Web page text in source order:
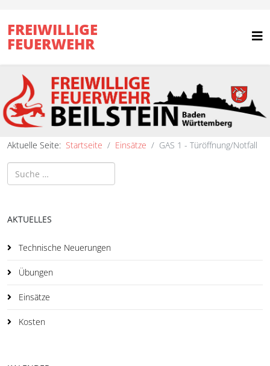
FREIWILLIGE
FEUERWEHR
Aktuelle Seite: Startseite Einsätze GAS 1 - Türöffnung/Notfall
Suchen
AKTUELLES
Technische Neuerungen
Übungen
Einsätze
Kosten